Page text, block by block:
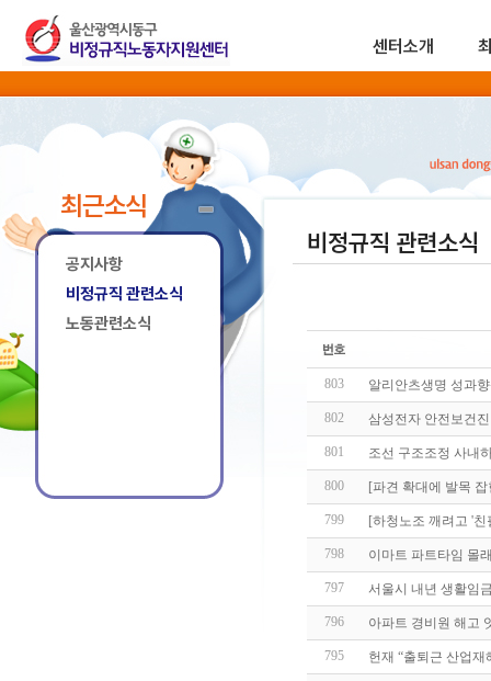
센터소개
최근소식
공지사항
비정규직 관련소식
노동관련소식
비정규직 관련소식
803 알리안츠생명 성과
802 삼성전자 안전보건
801 조선 구조조정 사내
800 [파견 확대에 발목
799 [하청노조 깨려고 '
798 이마트 파트타임 몰
797 서울시 내년 생활임
796 아파트 경비원 해고
795 헌재 “출퇴근 산업